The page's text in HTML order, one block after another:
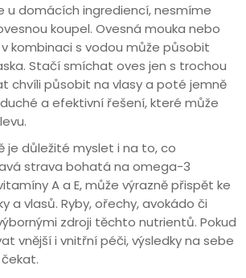
u domácích ingrediencí, nesmíme
koupel. Ovesná mouka nebo
kombinaci s vodou může působit
Stačí smíchat oves jen s trochou
chvíli působit na vlasy a poté jemně
a efektivní řešení, které může
je důležité myslet i na to, co
strava bohatá na omega-3
A a E, může výrazně přispět ke
a vlasů. Ryby, ořechy, avokádo či
zdroji těchto nutrientů. Pokud
vnější i vnitřní péči, výsledky na sebe